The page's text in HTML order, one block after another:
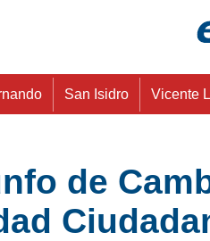
San Isidro Vicente
de